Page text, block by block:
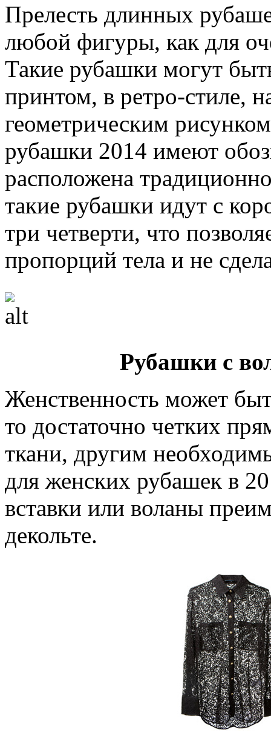
Прелесть длинных
любой фигуры, как для
Такие рубашки могут
принтом, в ретро-стиле,
геометрическим
рубашки 2014 имеют
расположена
такие рубашки идут с
три четверти, что
пропорций тела и не
Рубашки с
Женственность может
то достаточно четких
ткани, другим
для женских рубашек в
вставки или воланы
декольте.